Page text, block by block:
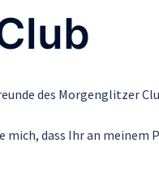
des Morgenglitzer
mich, dass Ihr an